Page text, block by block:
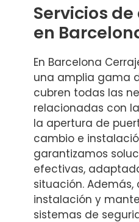
Servicios
en
En Barcelona
una amplia gama
cubren todas las
relacionadas con
la apertura de
cambio e
garantizamos
efectivas,
situación.
instalación y
sistemas de